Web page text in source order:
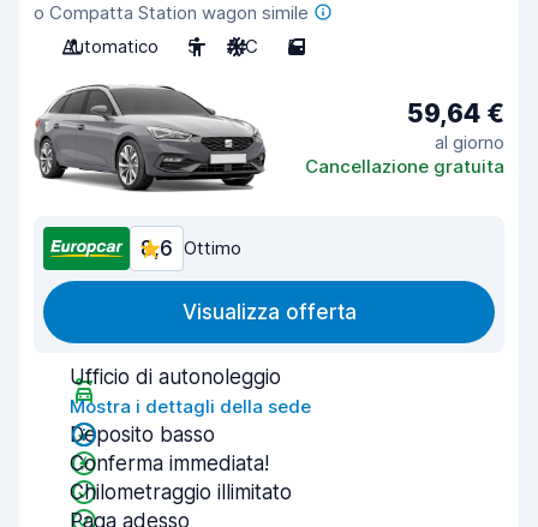
o Compatta Station wagon simile
Automatico
5 A/C 5
59,64 €
al giorno
Cancellazione gratuita
8,6 Ottimo
Visualizza offerta
Ufficio di autonoleggio
Mostra i dettagli della sede
Deposito basso
Conferma immediata!
Chilometraggio illimitato
Paga adesso